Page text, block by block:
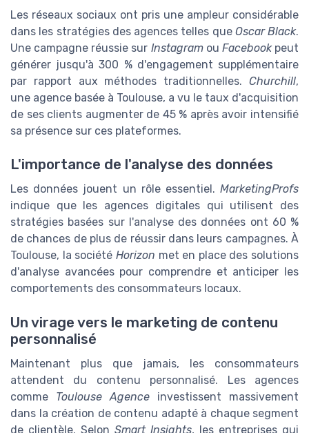
Les réseaux sociaux ont pris une ampleur considérable
dans les stratégies des agences telles que Oscar Black.
Une campagne réussie sur Instagramou Facebookpeut
générer jusqu'à 300 % d'engagement supplémentaire
par rapport aux méthodes traditionnelles. Churchill,
une agence basée à Toulouse, a vu le taux d'acquisition
de ses clients augmenter de 45 % après avoir intensifié
sa présence sur ces plateformes.
L'importance de l'analyse des données
Les données jouent un rôle essentiel. MarketingProfs
indique que les agences digitales qui utilisent des
stratégies basées sur l'analyse des données ont 60 %
de chances de plus de réussir dans leurs campagnes. À
Toulouse, la société Horizon met en place des solutions
d'analyse avancées pour comprendre et anticiper les
comportements des consommateurs locaux.
Un virage vers le marketing de contenu
personnalisé
Maintenant plus que jamais, les consommateurs
attendent du contenu personnalisé. Les agences
comme Toulouse Agence investissent massivement
dans la création de contenu adapté à chaque segment
de clientèle. Selon Smart Insights, les entreprises qui